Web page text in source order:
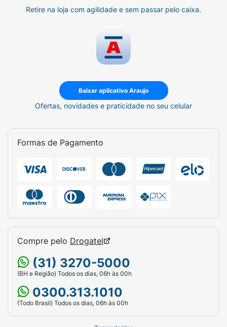
Retire na loja com agilidade e sem passar pelo caixa.
Baixar aplicativo Araujo
Ofertas, novidades e praticidade no seu celular
Formas de Pagamento
Compre pelo Drogatel
(31) 3270-5000
(BH e Região) Todos os dias, 06h às 00h
0300.313.1010
(Todo Brasil) Todos os dias, 06h às 00h